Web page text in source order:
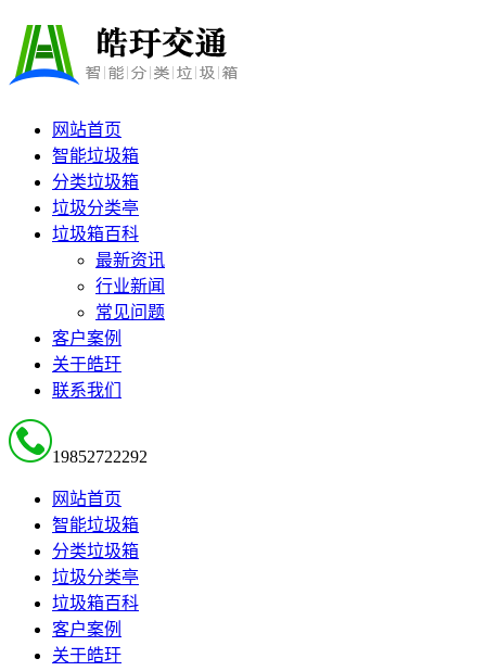
网站首页
智能垃圾箱
分类垃圾箱
垃圾分类亭
垃圾箱百科
最新资讯
行业新闻
常见问题
客户案例
关于皓玗
联系我们
19852722292
网站首页
智能垃圾箱
分类垃圾箱
垃圾分类亭
垃圾箱百科
客户案例
关于皓玗